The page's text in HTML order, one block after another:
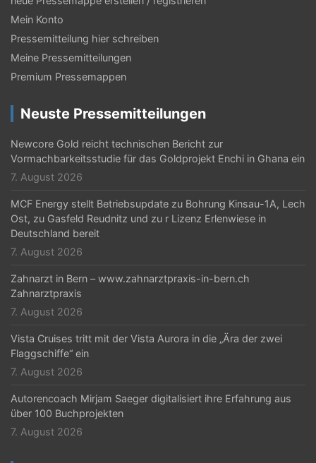
a
v
i
g
a
t
i
o
n
Mein Konto
Pressemitteilung hier schreiben
Meine Pressemitteilungen
Premium Pressemappen
Neuste Pressemitteilungen
Newcore Gold reicht technischen Bericht zur
Vormachbarkeitsstudie für das Goldprojekt Enchi in Ghana ein
7. August 2026
MCF Energy stellt Betriebsupdate zu Bohrung Kinsau-1A, Lech
Ost, zu Gasfeld Reudnitz und zu r Lizenz Erlenwiese in
Deutschland bereit
7. August 2026
Zahnarzt in Bern – www.zahnarztpraxis-in-bern.ch
Zahnarztpraxis
7. August 2026
Vista Cruises tritt mit der Vista Aurora in die „Ära der zwei
Flaggschiffe“ ein
7. August 2026
Autorencoach Mirjam Saeger digitalisiert ihre Erfahrung aus
über 100 Buchprojekten
7. August 2026